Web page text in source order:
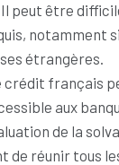
peut être
notamment
étrangères.
crédit français
aux
de la
de réunir tous